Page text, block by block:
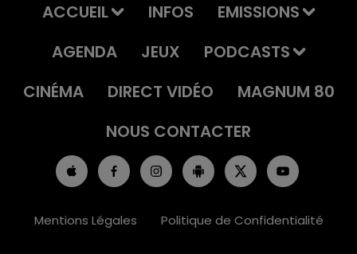
ACCUEIL INFOS
EMISSIONS
AGENDA
JEUX
PODCASTS
CINÉMA
DIRECT VIDÉO
MAGNUM 80
NOUS CONTACTER
Mentions Légales Politique de Confidentialité